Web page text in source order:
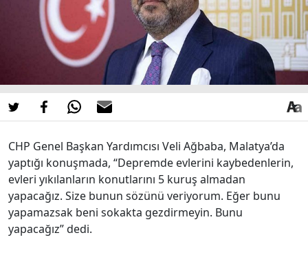
CHP Genel Başkan Yardımcısı Veli Ağbaba, Malatya’da
yaptığı konuşmada, “Depremde evlerini kaybedenlerin,
evleri yıkılanların konutlarını 5 kuruş almadan
yapacağız. Size bunun sözünü veriyorum. Eğer bunu
yapamazsak beni sokakta gezdirmeyin. Bunu
yapacağız” dedi.